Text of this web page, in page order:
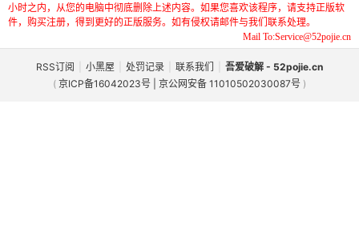
小时之内，从您的电脑中彻底删除上述内容。如果您喜欢该程序，请支持正版软
件，购买注册，得到更好的正版服务。如有侵权请邮件与我们联系处理。
Mail To:Service@52pojie.cn
RSS订阅 小黑屋 处罚记录 联系我们
吾爱破解 - 52pojie.cn
( 京ICP备16042023号 | 京公网安备 11010502030087号 )